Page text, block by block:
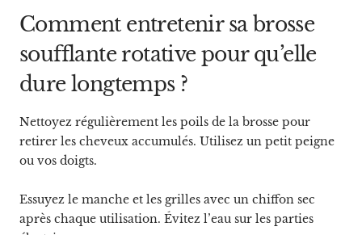
Comment entretenir sa brosse
soufflante rotative pour qu’elle
dure longtemps ?
Nettoyez régulièrement les poils de la brosse pour
retirer les cheveux accumulés. Utilisez un petit peigne
ou vos doigts.
Essuyez le manche et les grilles avec un chiffon sec
après chaque utilisation. Évitez l’eau sur les parties